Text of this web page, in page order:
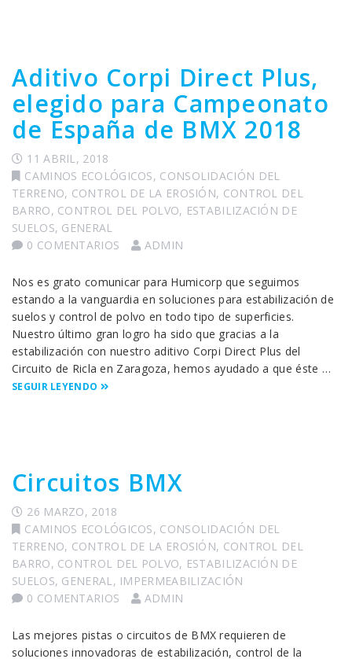
Aditivo Corpi Direct Plus,
elegido para Campeonato
de España de BMX 2018
11 ABRIL, 2018
CAMINOS ECOLÓGICOS, CONSOLIDACIÓN DEL
TERRENO, CONTROL DE LA EROSIÓN, CONTROL DEL
BARRO, CONTROL DEL POLVO, ESTABILIZACIÓN DE
SUELOS, GENERAL
0 COMENTARIOS
ADMIN
Nos es grato comunicar para Humicorp que seguimos
estando a la vanguardia en soluciones para estabilización de
suelos y control de polvo en todo tipo de superficies.
Nuestro último gran logro ha sido que gracias a la
estabilización con nuestro aditivo Corpi Direct Plus del
Circuito de Ricla en Zaragoza, hemos ayudado a que éste …
SEGUIR LEYENDO
Circuitos BMX
26 MARZO, 2018
CAMINOS ECOLÓGICOS, CONSOLIDACIÓN DEL
TERRENO, CONTROL DE LA EROSIÓN, CONTROL DEL
BARRO, CONTROL DEL POLVO, ESTABILIZACIÓN DE
SUELOS, GENERAL, IMPERMEABILIZACIÓN
0 COMENTARIOS
ADMIN
Las mejores pistas o circuitos de BMX requieren de
soluciones innovadoras de estabilización, control de la